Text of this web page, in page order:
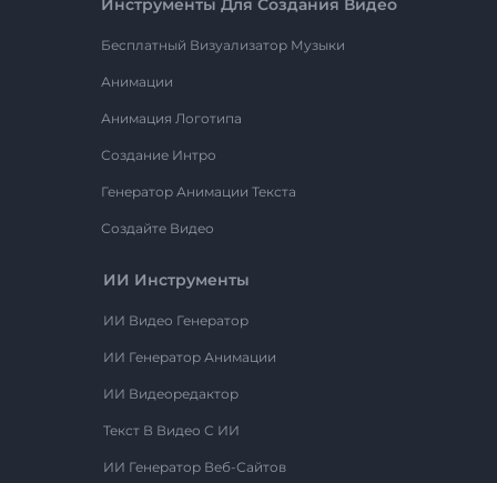
Инструменты Для Создания Видео
Бесплатный Визуализатор Музыки
Анимации
Анимация Логотипа
Создание Интро
Генератор Анимации Текста
Создайте Видео
ИИ Инструменты
ИИ Видео Генератор
ИИ Генератор Анимации
ИИ Видеоредактор
Текст В Видео С ИИ
ИИ Генератор Веб-Сайтов